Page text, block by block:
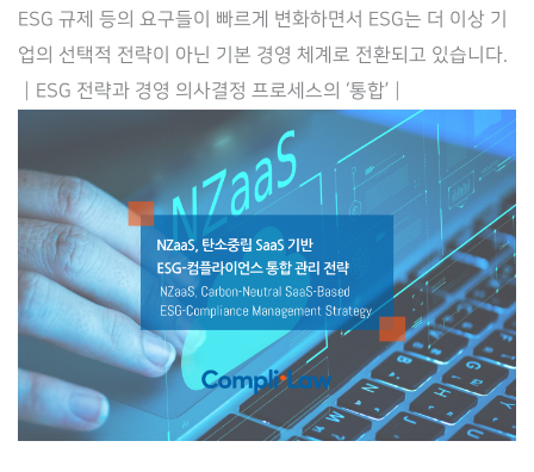
대
을
위
한
기
업
합
ESG
ESG 규제 등의 요구들이 빠르게 변화하면서 ESG는 더 이상 기
업의 선택적 전략이 아닌 기본 경영 체계로 전환되고 있습니다.
┃ESG 전략과 경영 의사결정 프로세스의 ‘통합’┃